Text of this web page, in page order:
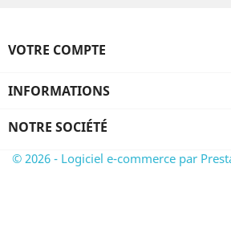
VOTRE COMPTE
INFORMATIONS
NOTRE SOCIÉTÉ
© 2026 - Logiciel e-commerce par